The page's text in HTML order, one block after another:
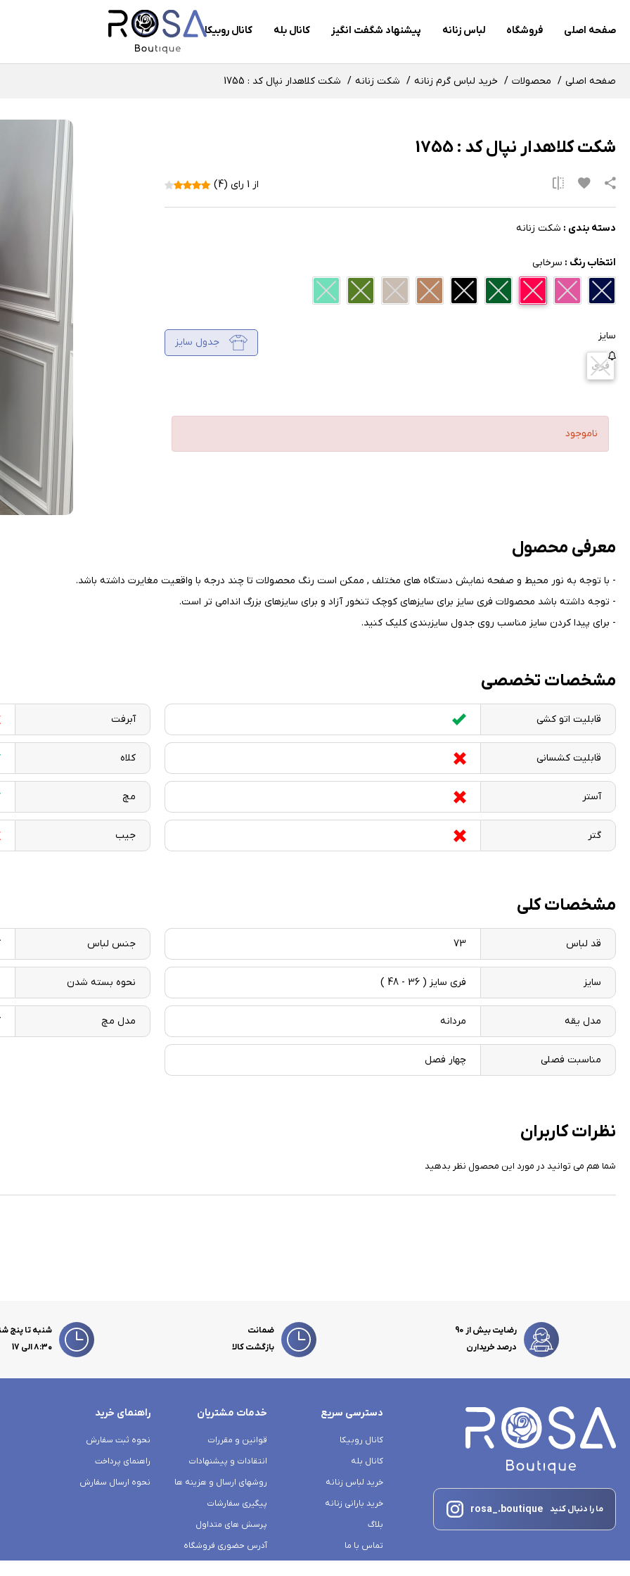
صفحه اصلی فروشگاه لباس زنانه پیشنهاد شگفت انگیز کانال بله کانال روبیکا
صفحه اصلی محصولات خرید لباس گرم زنانه شکت زنانه شکت کلاهدار نپال کد : 1755
شکت کلاهدار نپال کد : 1755
از 1 رای (4)
دسته بندی : شکت زنانه
انتخاب رنگ : سرخابی
سایز جدول سایز
فری
ناموجود
معرفی محصول
- با توجه به نور محیط و صفحه نمایش دستگاه های مختلف , ممکن است رنگ محصولات تا چند درجه با واقعیت مغایرت داشته باشد.
- توجه داشته باشد محصولات فری سایز برای سایزهای کوچک تنخور آزاد و برای سایزهای بزرگ اندامی تر است.
- برای پیدا کردن سایز مناسب روی جدول سایزبندی کلیک کنید.
مشخصات تخصصی
قابلیت اتو کشی آبرفت
قابلیت کشسانی کلاه
آستر مچ
گتر جیب
مشخصات کلی
قد لباس 73 جنس لباس
سایز فری سایز ( 36 - 48 ) نحوه بسته شدن
مدل یقه مردانه مدل مچ
مناسبت فصلی چهار فصل
نظرات کاربران
شما هم می توانید در مورد این محصول نظر بدهید
رضایت بیش از 90
درصد خریدارن
ضمانت
بازگشت کالا
شنبه تا پنج
۸:۳۰ الی 17
ما را دنبال کنید rosa_.boutique
دسترسی سریع
کانال روبیکا
کانال بله
خرید لباس زنانه
خرید بارانی زنانه
بلاگ
تماس با ما
خدمات مشتریان
قوانین و مقررات
انتقادات و پیشنهادات
روشهای ارسال و هزینه ها
پیگیری سفارشات
پرسش های متداول
آدرس حضوری فروشگاه
راهنمای خرید
نحوه ثبت سفارش
راهنمای پرداخت
نحوه ارسال سفارش